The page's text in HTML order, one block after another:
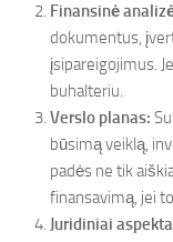
Finansinė
dokumentus,
įsipareigojimus.
buhalteriu.
Verslo planas:
būsimą veiklą,
padės ne tik
finansavimą, jei
Juridiniai